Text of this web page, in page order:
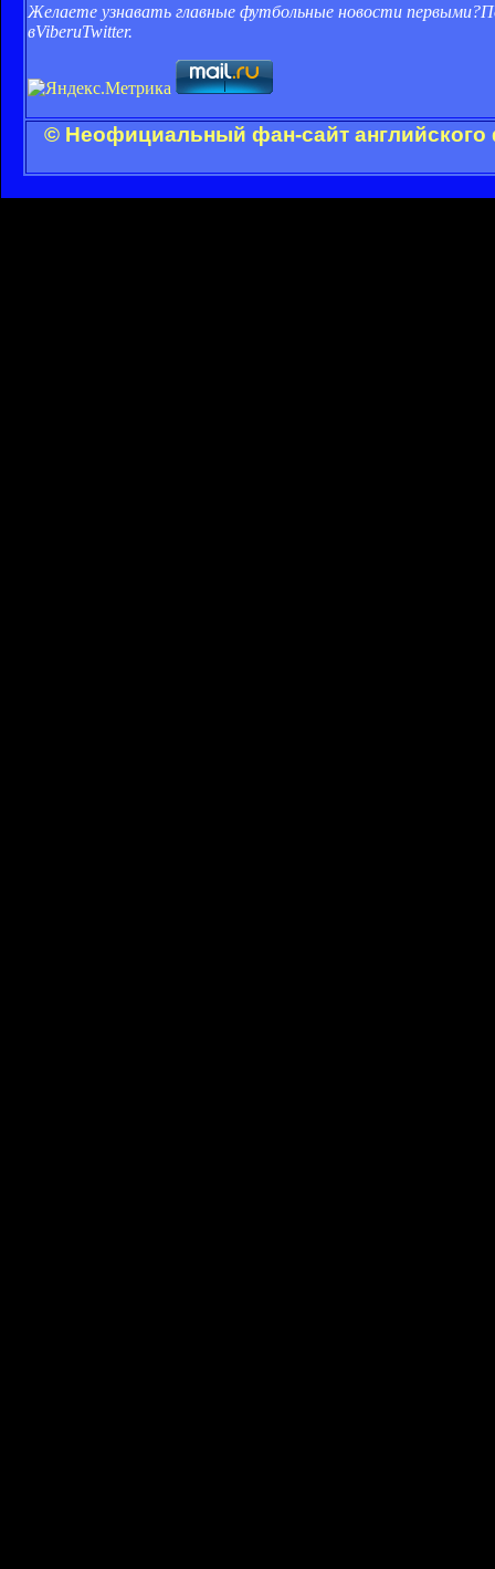
Желаете узнавать главные футбольные новости
вViberиTwitter.
© Неофициальный фан-сайт английского